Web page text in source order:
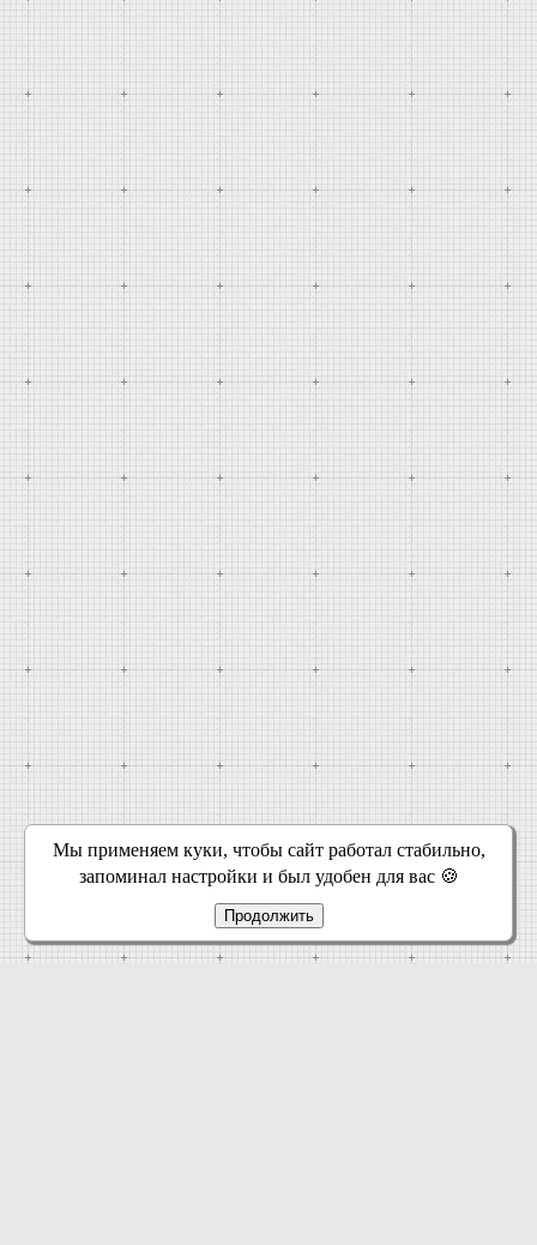
Мы применяем куки, чтобы сайт работал стабильно,
запоминал настройки и был удобен для вас 🍪
Продолжить